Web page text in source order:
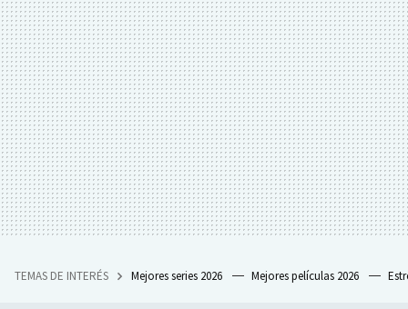
TEMAS DE INTERÉS Mejores series 2026 Mejores películas 2026